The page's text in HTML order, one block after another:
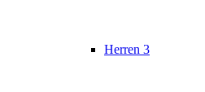
Herren 3